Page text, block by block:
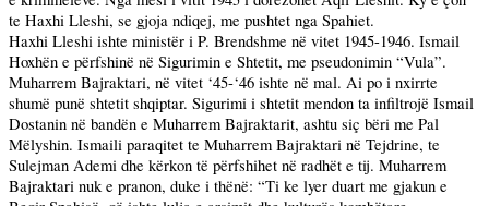
te Haxhi Lleshi, se gjoja ndiqej, me pushtet nga Spahiet.
Haxhi Lleshi ishte ministër i P. Brendshme në vitet 1945-1946. Ismail
Hoxhën e përfshinë në Sigurimin e Shtetit, me pseudonimin “Vula”.
Muharrem Bajraktari, në vitet ‘45-‘46 ishte në mal. Ai po i nxirrte
shumë punë shtetit shqiptar. Sigurimi i shtetit mendon ta infiltrojë Ismail
Dostanin në bandën e Muharrem Bajraktarit, ashtu siç bëri me Pal
Mëlyshin. Ismaili paraqitet te Muharrem Bajraktari në Tejdrine, te
Sulejman Ademi dhe kërkon të përfshihet në radhët e tij. Muharrem
Bajraktari nuk e pranon, duke i thënë: “Ti ke lyer duart me gjakun e